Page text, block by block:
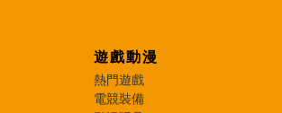
遊戲動漫
熱門遊戲
電競裝備